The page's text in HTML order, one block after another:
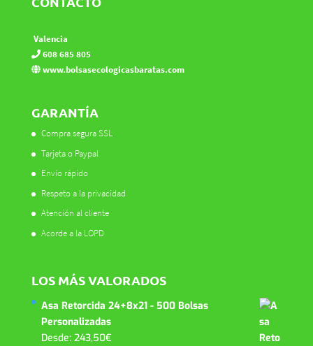
Valencia
608 685 805
www.bolsasecologicasbaratas.com
GARANTÍA
Compra segura SSL
Tarjeta o Paypal
Envío rápido
Respeto a la privacidad
Atención al cliente
Acorde a la LOPD
LOS MÁS VALORADOS
Asa Retorcida 24+8x21 - 500 Bolsas
Personalizadas
Desde: 243,50€